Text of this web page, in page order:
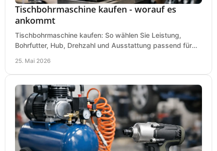
Tischbohrmaschine kaufen - worauf es
ankommt
Tischbohrmaschine kaufen: So wählen Sie Leistung,
Bohrfutter, Hub, Drehzahl und Ausstattung passend für
25. Mai 2026